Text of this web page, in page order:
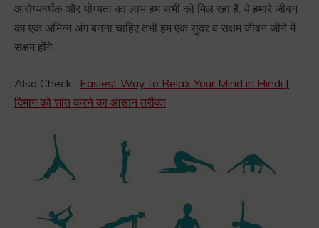
आरोग्यवर्धक और योग्यता का लाभ हम सभी को मिल रहा हैं. ये हमारे जीवन
का एक अभिन्न अंग बनना चाहिए तभी हम एक सुंदर व सक्षम जीवन जीने में
सक्षम होंगे .
Also Check : Easiest Way to Relax Your Mind in Hindi |
दिमाग को शांत करने का आसान तरीका